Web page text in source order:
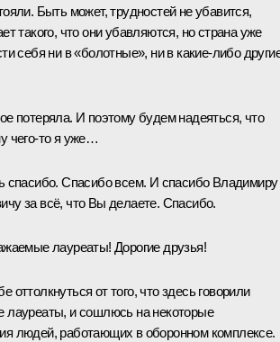
Быть может, трудностей не убавится,
такого, что они убавляются, но страна уже
себя ни в «болотные», ни в какие‑либо
потеряла. И поэтому будем надеяться, что
чего‑то я уже…
спасибо. Спасибо всем. И спасибо Владимиру
за всё, что Вы делаете. Спасибо.
лауреаты! Дорогие друзья!
оттолкнуться от того, что здесь говорили
лауреаты, и сошлюсь на некоторые
людей, работающих в оборонном комплексе.